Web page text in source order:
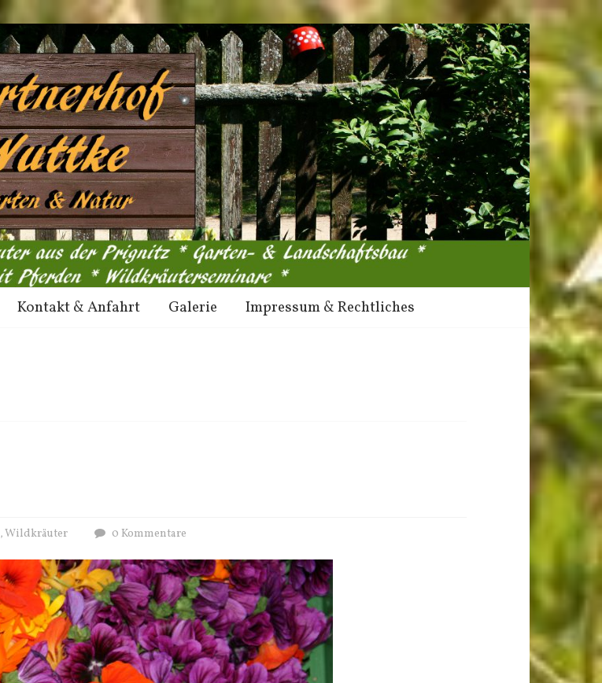
Kontakt & Anfahrt Galerie Impressum & Rechtliches
,Wildkräuter 0 Kommentare